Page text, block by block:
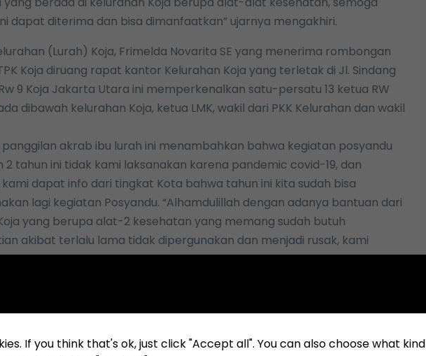
dapat diterima dan bisa dimanfaatkan” ujarnya mengakhiri.
(Lurah) Koja, Frimelda Novarita SE yang menerima rombongan
Koja diruang rapat kantor Kelurahan Koja yang terletak di Jl. Sindang
9 Koja Jakarta Utara ini memperkenalkan satu-persatu 13 ketua RW
dibawah kelurahan Koja, ketua LMK, wakil dari PKK Kelurahan dan wakil
panggilan akrab ibu lurah ini menambahkan bahwa kegiatan posyandu
2 tahun ini tidak kami laksanakan karena pandemic covid-19, dan
dapat info dari tingkat Kota bahwa tahun ini kita sudah bisa
lagi kegiatan Posyandu. “Alhamdulillah dengan adanya bantuan dari
Koja yang berupa alat-2 kesehatan yang memang sudah butuh
akibat terlalu lama tidak dipergunakan dan menjadi rusak, kami
akan melaksanakan kegiatan posyandu baik balita maupun lansia
nanti” ujarnya melanjutkan.
atassupportdan perhatiannya dari KSO TPK Koja untuk warga dan
khususnya di kelurahan Koja” ucapnya mengakhiri sambutan.
If you think that's ok, just click "Accept all". You can also choose what kind